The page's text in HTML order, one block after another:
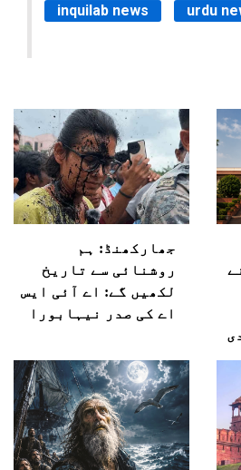
inquilab news
urdu
جھارکھنڈ: ہم
روشنائی سے تاریخ
لکھیں گے: اے آئی ایس
اے کی صدر نیہابورا